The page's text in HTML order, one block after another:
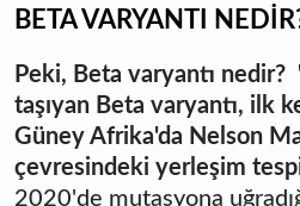
BETA VARYANTI
Peki, Beta varyantı nedir?
taşıyan Beta varyantı, ilk
Güney Afrika'da Nelson
çevresindeki yerleşim
2020'de mutasyona